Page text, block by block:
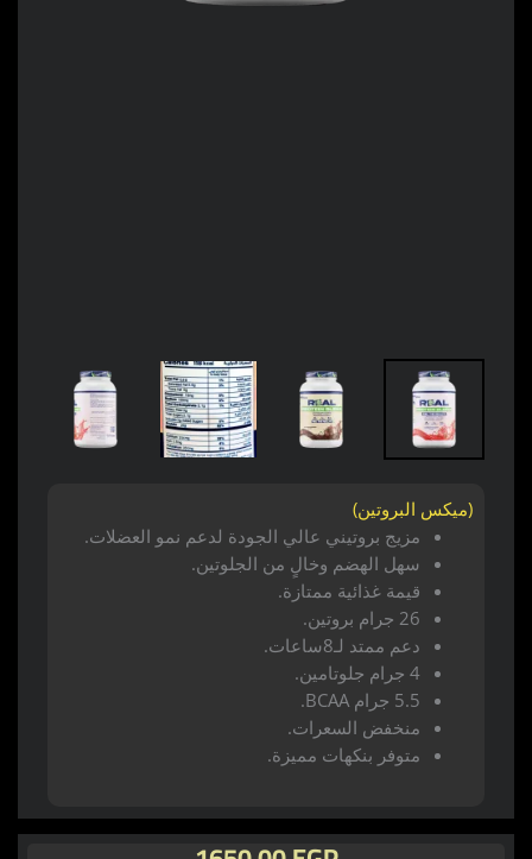
(ميكس البروتين)
مزيج بروتيني عالي الجودة لدعم نمو العضلات.
سهل الهضم وخالٍ من الجلوتين.
قيمة غذائية ممتازة.
26 جرام بروتين.
دعم ممتد لـ8ساعات.
4 جرام جلوتامين.
5.5 جرام BCAA.
منخفض السعرات.
متوفر بنكهات مميزة.